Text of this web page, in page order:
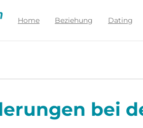
Zur
Partnersuche
Home Beziehung Dating
bei